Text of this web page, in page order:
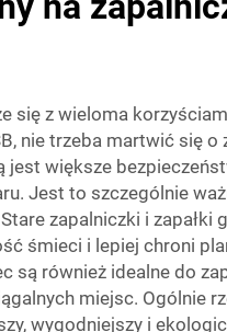
się z wieloma
nie trzeba martwić się
większe
Jest to szczególnie
zapalniczki i zapałki
śmieci i lepiej chroni
również idealne do
miejsc. Ogólnie
wygodniejszy i